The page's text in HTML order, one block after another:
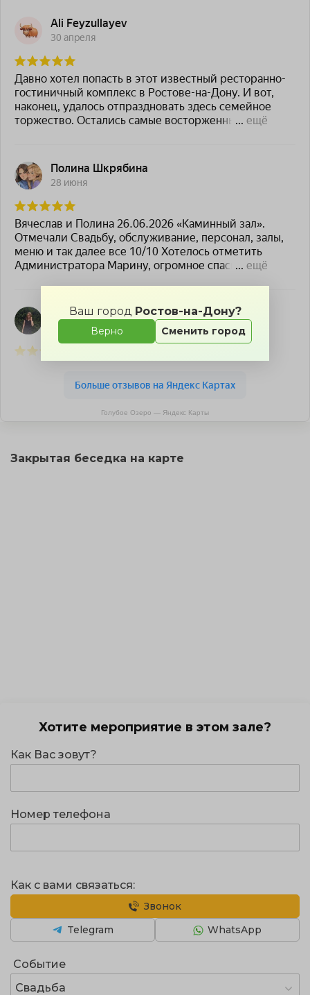
Ваш город Ростов-на-Дону?
Верно Сменить город
Голубое Озеро — Яндекс Карты
Закрытая беседка на карте
Хотите мероприятие в этом зале?
Как Вас зовут?
Номер телефона
Событие
Свадьба
Как с вами связаться:
Звонок
WhatsApp
Telegram